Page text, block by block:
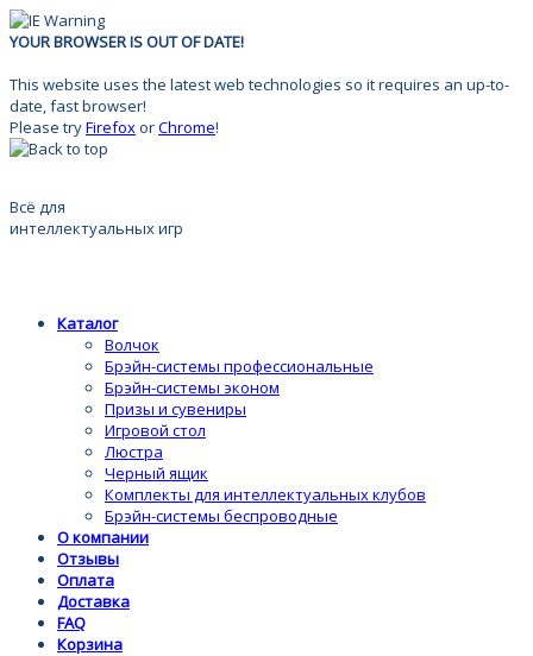
YOUR BROWSER IS OUT OF DATE!
This website uses the latest web technologies so it requires an up-to-
date, fast browser!
Please tryFirefoxorChrome!
Всё для
интеллектуальных игр
Каталог
Волчок
Брэйн-системы профессиональные
Брэйн-системы эконом
Призы и сувениры
Игровой стол
Люстра
Черный ящик
Комплекты для интеллектуальных клубов
Брэйн-системы беспроводные
О компании
Отзывы
Оплата
Доставка
FAQ
Корзина